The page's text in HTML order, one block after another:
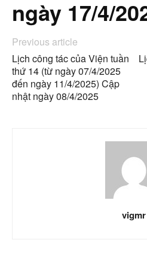
ngày 17/4/
Previous article
Lịch công tác của Viện tuần
thứ 14 (từ ngày 07/4/2025
đến ngày 11/4/2025) Cập
nhật ngày 08/4/2025
vigmr